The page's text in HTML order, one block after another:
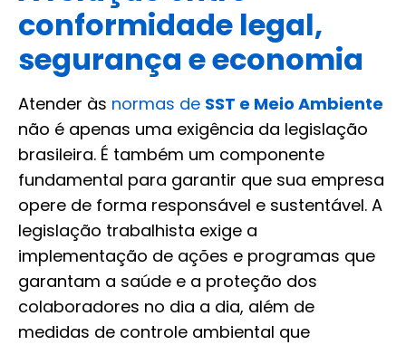
conformidade legal,
segurança e economia
Atender às normas de SST e Meio Ambiente
não é apenas uma exigência da legislação
brasileira. É também um componente
fundamental para garantir que sua empresa
opere de forma responsável e sustentável. A
legislação trabalhista exige a
implementação de ações e programas que
garantam a saúde e a proteção dos
colaboradores no dia a dia, além de
medidas de controle ambiental que